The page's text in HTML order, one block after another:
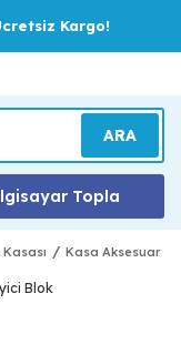
Kargo!
ARA
Topla
Kasa Aksesuar